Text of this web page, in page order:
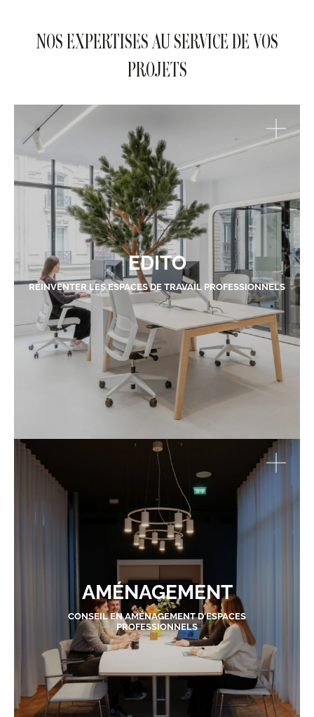
NOS EXPERTISES AU SERVICE DE VOS
PROJETS
EDITO
RÉINVENTER LES ESPACES DE TRAVAIL PROFESSIONNELS
AMÉNAGEMENT
CONSEIL EN AMÉNAGEMENT D'ESPACES
PROFESSIONNELS